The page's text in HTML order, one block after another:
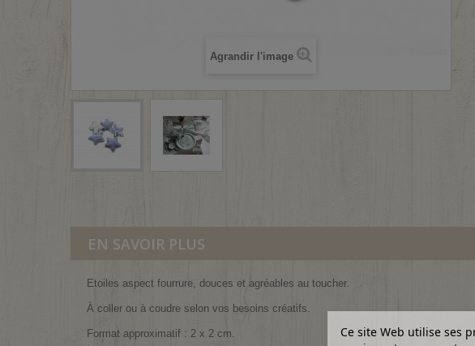
Agrandir l'image
EN SAVOIR PLUS
Etoiles aspect fourrure, douces et agréables au toucher.
À coller ou à coudre selon vos besoins créatifs.
Format approximatif : 2 x 2 cm.
Ce site Web utilise ses